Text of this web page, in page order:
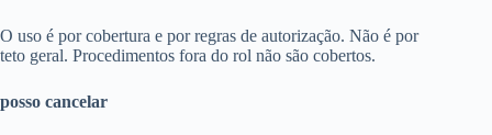
O uso é por cobertura e por regras de autorização. Não é por
teto geral. Procedimentos fora do rol não são cobertos.
posso cancelar